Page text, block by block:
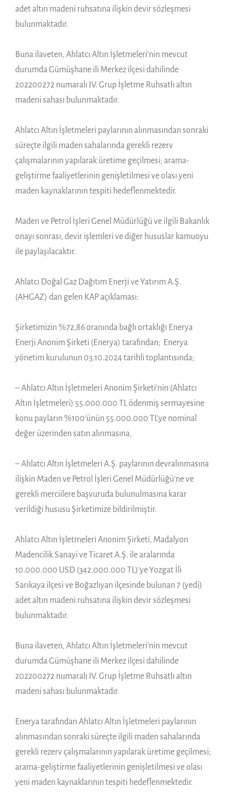
adet altın madeni ruhsatına ilişkin devir sözleşmesi
bulunmaktadır.
Buna ilaveten, Ahlatcı Altın İşletmeleri’nin mevcut
durumda Gümüşhane ili Merkez ilçesi dahilinde
202200272 numaralı IV. Grup İşletme Ruhsatlı altın
madeni sahası bulunmaktadır.
Ahlatcı Altın İşletmeleri paylarının alınmasından sonraki
süreçte ilgili maden sahalarında gerekli rezerv
çalışmalarının yapılarak üretime geçilmesi; arama-
geliştirme faaliyetlerinin genişletilmesi ve olası yeni
maden kaynaklarının tespiti hedeflenmektedir.
Maden ve Petrol İşleri Genel Müdürlüğü ve ilgili Bakanlık
onayı sonrası, devir işlemleri ve diğer hususlar kamuoyu
ile paylaşılacaktır.
Ahlatcı Doğal Gaz Dağıtım Enerji ve Yatırım A.Ş.
(AHGAZ) dan gelen KAP açıklaması:
Şirketimizin %72,86 oranında bağlı ortaklığı Enerya
Enerji Anonim Şirketi (Enerya) tarafından; Enerya
yönetim kurulunun 03.10.2024 tarihli toplantısında;
– Ahlatcı Altın İşletmeleri Anonim Şirketi’nin (Ahlatcı
Altın İşletmeleri) 55.000.000 TL ödenmiş sermayesine
konu payların %100’ünün 55.000.000 TL’ye nominal
değer üzerinden satın alınmasına,
– Ahlatcı Altın İşletmeleri A.Ş. paylarının devralınmasına
ilişkin Maden ve Petrol İşleri Genel Müdürlüğü’ne ve
gerekli merciilere başvuruda bulunulmasına karar
verildiği hususu Şirketimize bildirilmiştir.
Ahlatcı Altın İşletmeleri Anonim Şirketi, Madalyon
Madencilik Sanayi ve Ticaret A.Ş. ile aralarında
10.000.000 USD (342.000.000 TL)’ye Yozgat İli
Sarıkaya ilçesi ve Boğazlıyan ilçesinde bulunan 7 (yedi)
adet altın madeni ruhsatına ilişkin devir sözleşmesi
bulunmaktadır.
Buna ilaveten, Ahlatcı Altın İşletmeleri’nin mevcut
durumda Gümüşhane ili Merkez ilçesi dahilinde
202200272 numaralı IV. Grup İşletme Ruhsatlı altın
madeni sahası bulunmaktadır.
Enerya tarafından Ahlatcı Altın İşletmeleri paylarının
alınmasından sonraki süreçte ilgili maden sahalarında
gerekli rezerv çalışmalarının yapılarak üretime geçilmesi;
arama-geliştirme faaliyetlerinin genişletilmesi ve olası
yeni maden kaynaklarının tespiti hedeflenmektedir.